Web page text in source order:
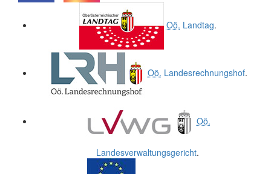
Oö. Landtag.
Oö. Landesrechnungshof.
Oö.
Landesverwaltungsgericht.